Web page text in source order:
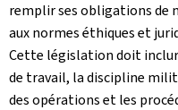
remplir ses obligations de
aux normes éthiques et
Cette législation doit
de travail, la discipline
des opérations et les